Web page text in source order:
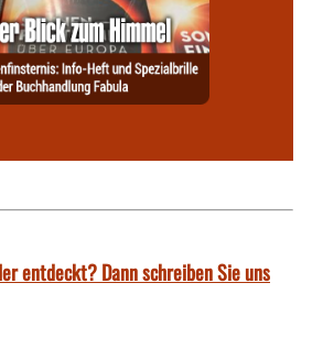
entdeckt? Dann schreiben Sie uns